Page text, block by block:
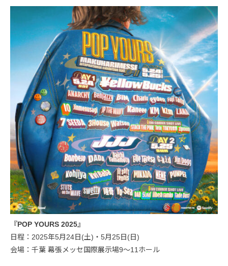
『POP YOURS 2025』
日程：2025年5月24日(土)・5月25日(日)
会場：千葉 幕張メッセ国際展示場9〜11ホール